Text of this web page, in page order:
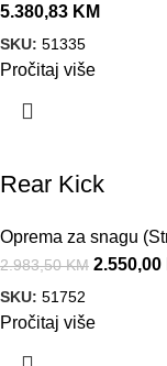
5.380,83 KM
SKU: 51335
Pročitaj više
Rear Kick
Oprema za snagu
2.983,50KM 2.550,00
SKU: 51752
Pročitaj više